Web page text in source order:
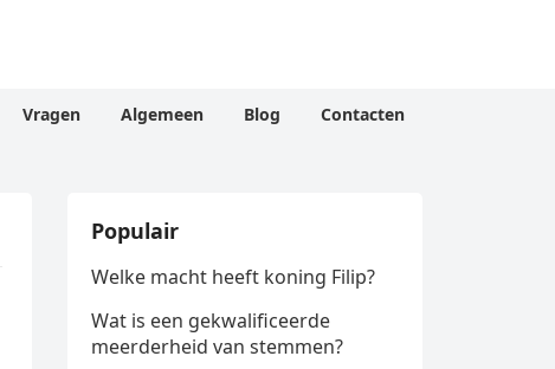
Vragen Algemeen Blog Contacten
Populair
Welke macht heeft koning Filip?
Wat is een gekwalificeerde
meerderheid van stemmen?